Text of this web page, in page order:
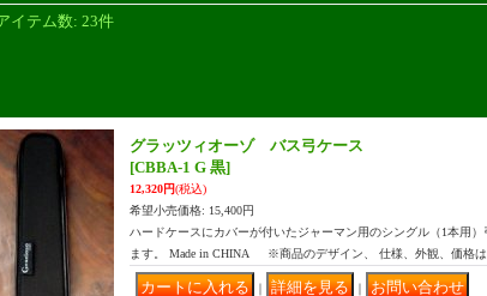
イテム数: 23件
グラッツィオーゾ バス弓ケース
[CBBA-1 G 黒]
12,320円(税込)
希望小売価格: 15,400円
ハードケースにカバーが付いたジャーマン用のシングル（1本用
ます。 Made in CHINA ※商品のデザイン、 仕様、外観、価格は
｜ ｜